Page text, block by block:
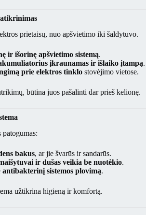
prietaisų, nuo apšvietimo iki šaldytuvo.
ir išorinę apšvietimo sistemą.
įkraunamas ir išlaiko įtampą.
prie elektros tinklo stovėjimo vietose.
būtina juos pašalinti dar prieš kelionę.
bakus, ar jie švarūs ir sandarūs.
ir dušas veikia be nuotėkio.
antibakterinį sistemos plovimą.
užtikrina higieną ir komfortą.